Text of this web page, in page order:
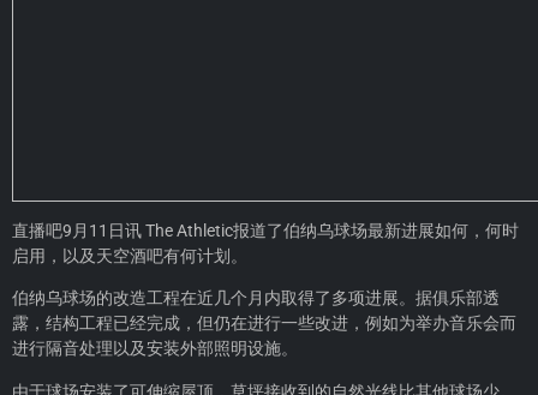
直播吧9月11日讯 The Athletic报道了伯纳乌球场最新进展如何，何时
启用，以及天空酒吧有何计划。
伯纳乌球场的改造工程在近几个月内取得了多项进展。据俱乐部透
露，结构工程已经完成，但仍在进行一些改进，例如为举办音乐会而
进行隔音处理以及安装外部照明设施。
由于球场安装了可伸缩屋顶，草坪接收到的自然光线比其他球场少。